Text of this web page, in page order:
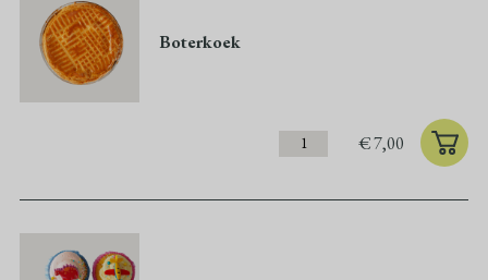
Boterkoek
€7,00